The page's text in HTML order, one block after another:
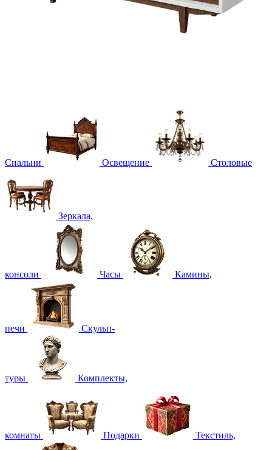
Спальни Освещение Столовые
Зеркала,
консоли Часы Камины,
печи Скульп-
туры Комплекты,
комнаты Подарки Текстиль,